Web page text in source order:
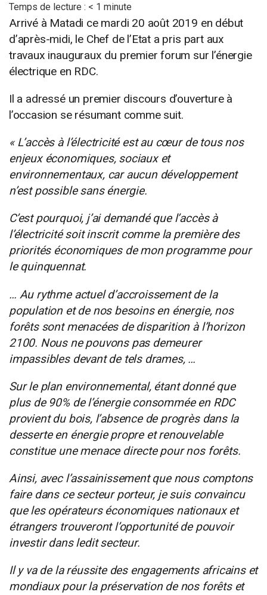
Temps de lecture : < 1 minute
Arrivé à Matadi ce mardi 20 août 2019 en début
d’après-midi, le Chef de l’Etat a pris part aux
travaux inauguraux du premier forum sur l’énergie
électrique en RDC.
Il a adressé un premier discours d’ouverture à
l’occasion se résumant comme suit.
« L’accès à l’électricité est au cœur de tous nos
enjeux économiques, sociaux et
environnementaux, car aucun développement
n’est possible sans énergie.
C’est pourquoi, j’ai demandé que l’accès à
l’électricité soit inscrit comme la première des
priorités économiques de mon programme pour
le quinquennat.
… Au rythme actuel d’accroissement de la
population et de nos besoins en énergie, nos
forêts sont menacées de disparition à l’horizon
2100. Nous ne pouvons pas demeurer
impassibles devant de tels drames, …
Sur le plan environnemental, étant donné que
plus de 90% de l’énergie consommée en RDC
provient du bois, l’absence de progrès dans la
desserte en énergie propre et renouvelable
constitue une menace directe pour nos forêts.
Ainsi, avec l’assainissement que nous comptons
faire dans ce secteur porteur, je suis convaincu
que les opérateurs économiques nationaux et
étrangers trouveront l’opportunité de pouvoir
investir dans ledit secteur.
Il y va de la réussite des engagements africains et
mondiaux pour la préservation de nos forêts et